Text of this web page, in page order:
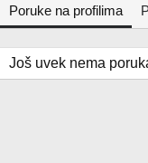
Poruke na profilima
Još uvek nema